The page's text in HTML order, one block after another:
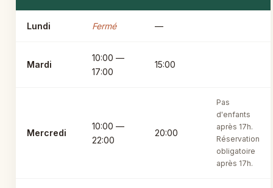
Lundi Fermé —
Mardi
10:00 —
17:00
15:00
Mercredi
10:00 —
22:00
20:00
Pas
d'enfants
après 17h.
Réservation
obligatoire
après 17h.